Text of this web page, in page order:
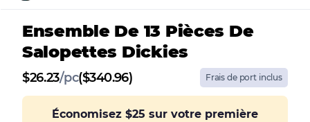
Ensemble De 13 Pièces De
Salopettes Dickies
$26.23/pc($340.96) Frais de port inclus
Économisez $25 sur votre première